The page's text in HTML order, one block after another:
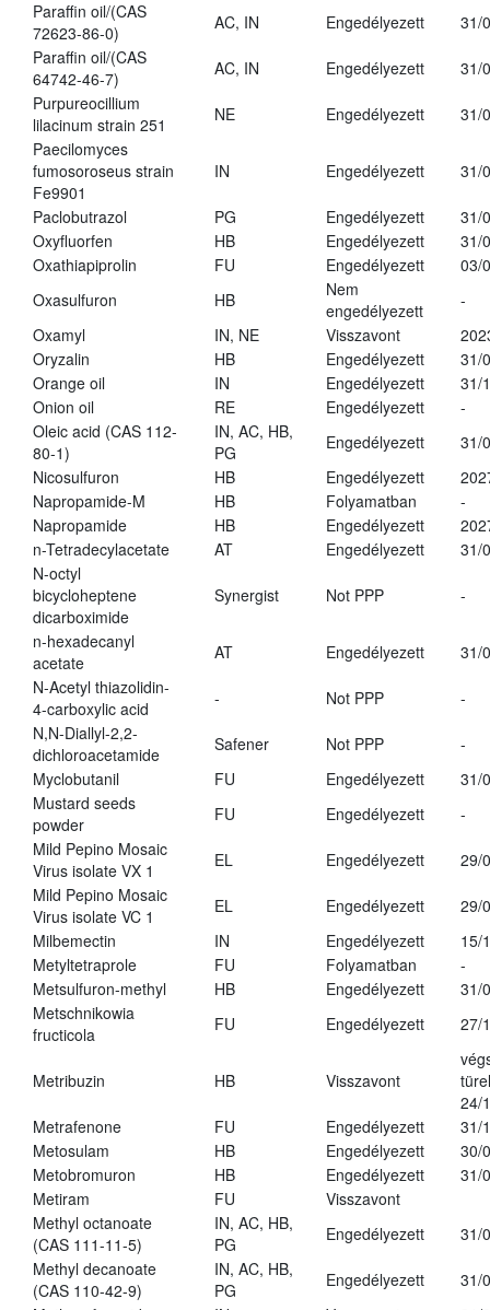
Paraffin oil/(CAS
72623-86-0)
AC, IN Engedélyezett
31/
Paraffin oil/(CAS
64742-46-7)
AC, IN Engedélyezett
31/
Purpureocillium
lilacinum strain 251
NE Engedélyezett
31/
Paecilomyces
fumosoroseus strain
Fe9901
IN Engedélyezett 31/
Paclobutrazol PG Engedélyezett
31/
Oxyfluorfen
HB Engedélyezett
31/
Oxathiapiprolin
FU Engedélyezett
03/
Oxasulfuron
HB
Nem
engedélyezett
-
Oxamyl
IN, NE Visszavont
Oryzalin
HB Engedélyezett
31/
Orange oil
IN Engedélyezett
31/
Onion oil
RE Engedélyezett
-
Oleic acid (CAS 112-
80-1)
IN, AC, HB,
PG
Engedélyezett
31/
Nicosulfuron
HB Engedélyezett
Napropamide-M
HB Folyamatban
-
Napropamide
HB Engedélyezett
n-Tetradecylacetate
AT Engedélyezett
31/
N-octyl
bicycloheptene
dicarboximide
Synergist Not PPP -
n-hexadecanyl
acetate
AT Engedélyezett
31/
N-Acetyl thiazolidin-
4-carboxylic acid
- Not PPP
-
N,N-Diallyl-2,2-
dichloroacetamide
Safener Not PPP
-
Myclobutanil
FU Engedélyezett
31/
Mustard seeds
powder
FU Engedélyezett
-
Mild Pepino Mosaic
Virus isolate VX 1
EL Engedélyezett
29/
Mild Pepino Mosaic
Virus isolate VC 1
EL Engedélyezett
29/
Milbemectin
IN Engedélyezett
15/
Metyltetraprole
FU Folyamatban
-
Metsulfuron-methyl
HB Engedélyezett
31/
Metschnikowia
fructicola
FU Engedélyezett 27/
Metribuzin HB Visszavont
24/
Metrafenone
FU Engedélyezett
31/
Metosulam
HB Engedélyezett
30/
Metobromuron
HB Engedélyezett
31/
Metiram
FU
Visszavont
Methyl octanoate
(CAS 111-11-5)
IN, AC, HB,
PG
Engedélyezett
31/
Methyl decanoate
(CAS 110-42-9)
IN, AC, HB,
PG
Engedélyezett
31/